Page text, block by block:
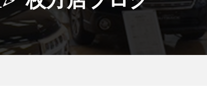
大阪府南部
6ヶ月ごとの セーフティ チェック
車検 3ヶ月前 無料診断